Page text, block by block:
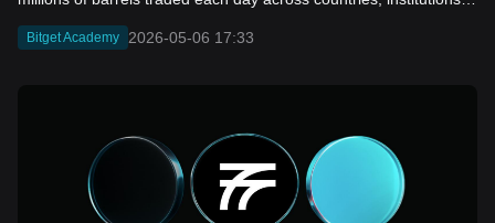
Bitget Academy 2026-05-06 17:33